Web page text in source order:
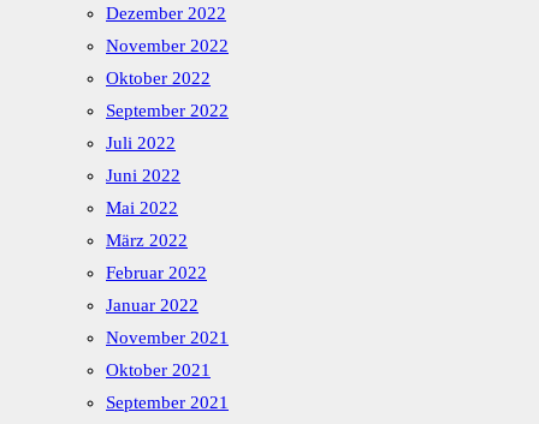
Dezember 2022
November 2022
Oktober 2022
September 2022
Juli 2022
Juni 2022
Mai 2022
März 2022
Februar 2022
Januar 2022
November 2021
Oktober 2021
September 2021